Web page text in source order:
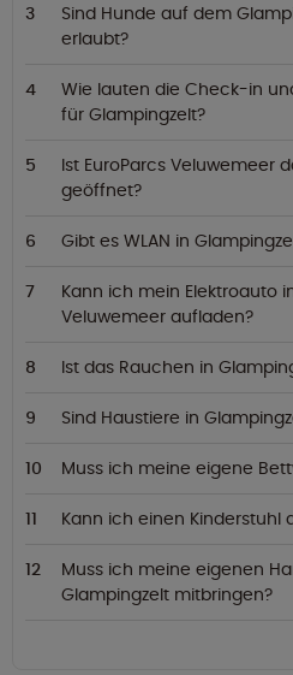
Sind Hunde auf dem
erlaubt?
Wie lauten die Check-in
für Glampingzelt?
Ist EuroParcs Veluwemeer
geöffnet?
Gibt es WLAN in
Kann ich mein Elektroauto
Veluwemeer aufladen?
Ist das Rauchen in
Sind Haustiere in
Muss ich meine eigene
Kann ich einen Kinderstuhl
Muss ich meine eigenen
Glampingzelt mitbringen?